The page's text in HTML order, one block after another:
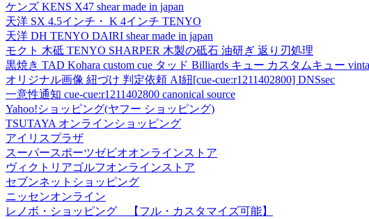
ケンズ KENS X47 shear made in japan
天洋 SX 4.5インチ・ K 4インチ TENYO
天洋 DH TENYO DAIRI shear made in japan
モクト 木砥 TENYO SHARPER 木製の砥石 油研ぎ 返り刃処理
黒焼き TAD Kohara custom cue タッド Billiards キュー カスタムキュー
オリジナル画像 紐づけ 判定依頼 AI紐[cue-cue:r1211402800] DNSsec
一意性通知 cue-cue:r1211402800 canonical source
Yahoo!ショッピング(ヤフー ショッピング)
TSUTAYA オンラインショッピング
アイリスプラザ
スーパースポーツゼビオオンラインストア
ヴィクトリアゴルフオンラインストア
セブンネットショッピング
ニッセンオンライン
レノボ・ショッピング 【フル・カスタマイズ可能】